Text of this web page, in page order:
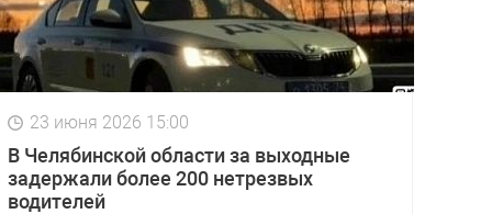
23 июня 2026 15:00
В Челябинской области за выходные
задержали более 200 нетрезвых
водителей